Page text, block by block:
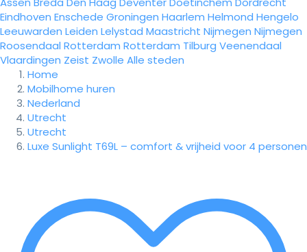
Eindhoven Enschede Groningen Haarlem Helmond Hengelo
Leeuwarden Leiden Lelystad Maastricht Nijmegen Nijmegen
Roosendaal Rotterdam Rotterdam Tilburg Veenendaal
Vlaardingen Zeist Zwolle Alle steden
Home
Mobilhome huren
Nederland
Utrecht
Utrecht
Luxe Sunlight T69L – comfort & vrijheid voor 4 personen